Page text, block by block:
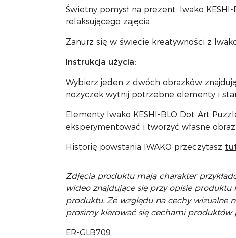
Świetny pomysł na prezent: Iwako
relaksującego zajęcia.
Zanurz się w świecie kreatywności z
Instrukcja użycia:
Wybierz jeden z dwóch obrazków
nożyczek wytnij potrzebne elementy i
Elementy Iwako KESHI-BLO Dot Art
eksperymentować i tworzyć własne
Historię powstania IWAKO przeczytasz
Zdjęcia produktu mają charakter
wideo znajdujące się przy opisie
produktu. Ze względu na cechy wizualne
prosimy kierować się cechami
ER-GLB709